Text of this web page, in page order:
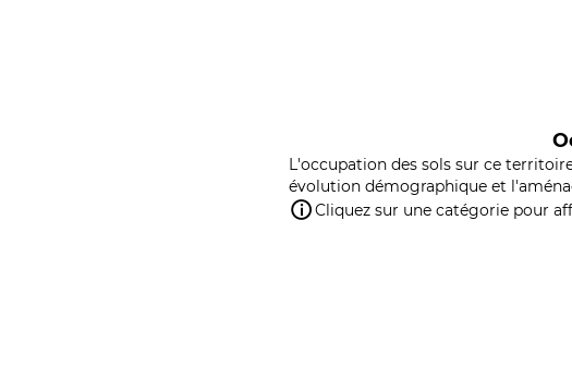
L'occupation des sols sur ce
évolution démographique et
Cliquez sur une catégorie pour